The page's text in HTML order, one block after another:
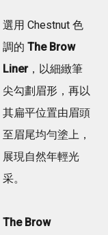
選用 Chestnut 色
調的 The Brow
Liner，以細緻筆
尖勾劃眉形，再以
其扁平位置由眉頭
至眉尾均勻塗上，
展現自然年輕光
采。
The Brow